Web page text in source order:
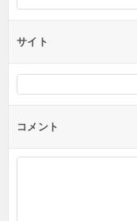
サイト
コメント